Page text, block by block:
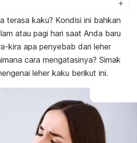
terasa kaku? Kondisi ini bahkan
atau pagi hari saat Anda baru
kira apa penyebab dari leher
cara mengatasinya? Simak
leher kaku berikut ini.